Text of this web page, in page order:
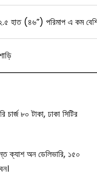
হাত (৪৬”) পরিমাপ এ কম
চার্জ ৮০ টাকা, ঢাকা সিটির
ক্যাশ অন ডেলিভারি, ১৫০